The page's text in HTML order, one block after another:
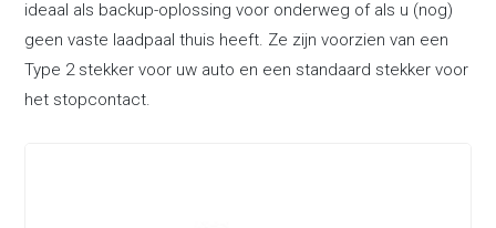
ideaal als backup-oplossing voor onderweg of als u (nog)
geen vaste laadpaal thuis heeft. Ze zijn voorzien van een
Type 2 stekker voor uw auto en een standaard stekker voor
het stopcontact.